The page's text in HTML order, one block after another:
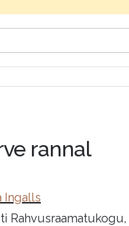
rannal
Ingalls
Rahvusraamatukogu,